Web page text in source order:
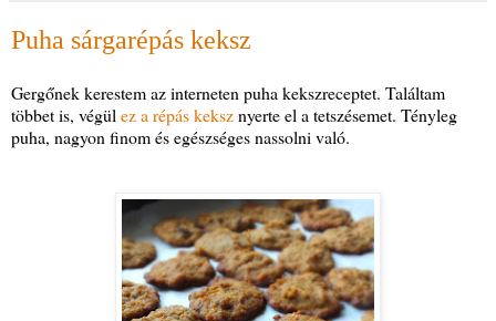
Puha sárgarépás keksz
Gergőnek kerestem az interneten puha kekszreceptet. Találtam
többet is, végül ez a répás keksznyerte el a tetszésemet. Tényleg
puha, nagyon finom és egészséges nassolni való.